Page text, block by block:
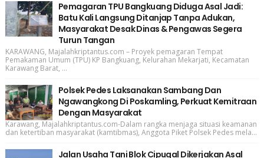
Pemagaran TPU Bangkuang Diduga Asal Jadi:
Batu Kali Langsung Ditanjap Tanpa Adukan,
Masyarakat Desak Dinas & Pengawas Segera
Turun Tangan
KARAWANG, Majalahkriptantus.com – Proyek pemagaran Tempat
Pemakaman Umum (TPU) KP Bangkuang, Kelurahan Mekarjati, Kecamatan
Karawang Barat, ...
Polsek Pedes Laksanakan Sambang Dan
Ngawangkong Di Poskamling, Perkuat Kemitraan
Dengan Masyarakat
Karawang, Majalahkriptantus.com-Dalam rangka menjaga situasi keamanan
dan ketertiban masyarakat (kamtibmas), Anggota Piket Polsek Pedes mela...
Jalan Usaha Tani Blok Cipugal Dikerjakan Asal